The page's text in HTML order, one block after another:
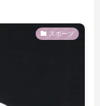
スポーツ